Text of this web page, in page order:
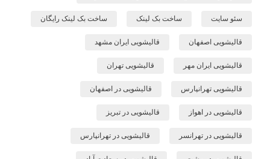
سئو سایت ساخت بک لینک ساخت بک لینک رایگان
قالیشویی اصفهان قالیشویی ایران مشهد
قالیشویی ایران مهر قالیشویی تهران
قالیشویی تهرانپارس قالیشویی در اصفهان
قالیشویی در اهواز قالیشویی در تبریز
قالیشویی در تهرانسر قالیشویی در تهرانپارس